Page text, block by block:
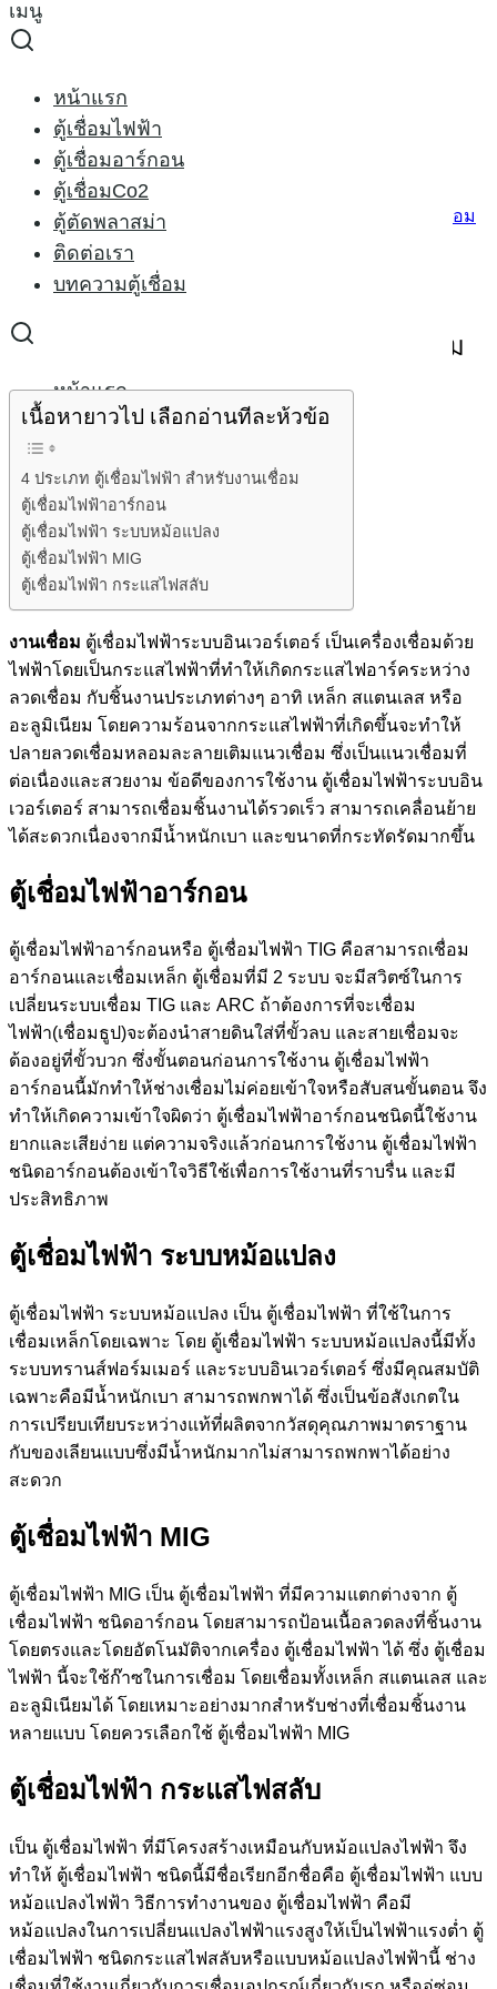
Skip
to
เมนู
หน้าแรก
ตู้เชื่อมไฟฟ้า
ตู้เชื่อมอาร์กอน
ตู้เชื่อมCo2
ตู้ตัดพลาสม่า
ติดต่อเรา
บทความตู้เชื่อม
หน้าแรก
ตู้เชื่อมไฟฟ้า
ตู้เชื่อมอาร์กอน
ตู้เชื่อมCo2
ตู้ตัดพลาสม่า
ติดต่อเรา
บทความตู้เชื่อม
Search
งานเชื่อม กับประเภทเครื่องเชื่อม
งานเชื่อม กับประเภทเครื่องเชื่อม
04/02/201525/02/2021 บทความตู้เชื่อม
Photo byShane Cottle
4 ประเภท ตู้เชื่อมไฟฟ้า สำหรับงานเชื่อม
เนื้อหายาวไป เลือกอ่านทีละห้วข้อ
4 ประเภท ตู้เชื่อมไฟฟ้า สำหรับงานเชื่อม
ตู้เชื่อมไฟฟ้าอาร์กอน
ตู้เชื่อมไฟฟ้า ระบบหม้อแปลง
ตู้เชื่อมไฟฟ้า MIG
ตู้เชื่อมไฟฟ้า กระแสไฟสลับ
งานเชื่อม ตู้เชื่อมไฟฟ้าระบบอินเวอร์เตอร์ เป็นเครื่องเชื่อมด้วย
ไฟฟ้าโดยเป็นกระแสไฟฟ้าที่ทำให้เกิดกระแสไฟอาร์คระหว่าง
ลวดเชื่อม กับชิ้นงานประเภทต่างๆ อาทิ เหล็ก สแตนเลส หรือ
อะลูมิเนียม โดยความร้อนจากกระแสไฟฟ้าที่เกิดขึ้นจะทำให้
ปลายลวดเชื่อมหลอมละลายเติมแนวเชื่อม ซึ่งเป็นแนวเชื่อมที่
ต่อเนื่องและสวยงาม ข้อดีของการใช้งาน ตู้เชื่อมไฟฟ้าระบบอิน
เวอร์เตอร์ สามารถเชื่อมชิ้นงานได้รวดเร็ว สามารถเคลื่อนย้าย
ได้สะดวกเนื่องจากมีน้ำหนักเบา และขนาดที่กระทัดรัดมากขึ้น
ตู้เชื่อมไฟฟ้าอาร์กอน
ตู้เชื่อมไฟฟ้าอาร์กอนหรือ ตู้เชื่อมไฟฟ้า TIG คือสามารถเชื่อม
อาร์กอนและเชื่อมเหล็ก ตู้เชื่อมที่มี 2 ระบบ จะมีสวิตซ์ในการ
เปลี่ยนระบบเชื่อม TIG และ ARC ถ้าต้องการที่จะเชื่อม
ไฟฟ้า(เชื่อมธูป)จะต้องนำสายดินใส่ที่ขั้วลบ และสายเชื่อมจะ
ต้องอยู่ที่ขั้วบวก ซึ่งขั้นตอนก่อนการใช้งาน ตู้เชื่อมไฟฟ้า
อาร์กอนนี้มักทำให้ช่างเชื่อมไม่ค่อยเข้าใจหรือสับสนขั้นตอน จึง
ทำให้เกิดความเข้าใจผิดว่า ตู้เชื่อมไฟฟ้าอาร์กอนชนิดนี้ใช้งาน
ยากและเสียง่าย แต่ความจริงแล้วก่อนการใช้งาน ตู้เชื่อมไฟฟ้า
ชนิดอาร์กอนต้องเข้าใจวิธีใช้เพื่อการใช้งานที่ราบรื่น และมี
ประสิทธิภาพ
ตู้เชื่อมไฟฟ้า ระบบหม้อแปลง
ตู้เชื่อมไฟฟ้า ระบบหม้อแปลง เป็น ตู้เชื่อมไฟฟ้า ที่ใช้ในการ
เชื่อมเหล็กโดยเฉพาะ โดย ตู้เชื่อมไฟฟ้า ระบบหม้อแปลงนี้มีทั้ง
ระบบทรานส์ฟอร์มเมอร์ และระบบอินเวอร์เตอร์ ซึ่งมีคุณสมบัติ
เฉพาะคือมีน้ำหนักเบา สามารถพกพาได้ ซึ่งเป็นข้อสังเกตใน
การเปรียบเทียบระหว่างแท้ที่ผลิตจากวัสดุคุณภาพมาตราฐาน
กับของเลียนแบบซึ่งมีน้ำหนักมากไม่สามารถพกพาได้อย่าง
สะดวก
ตู้เชื่อมไฟฟ้า MIG
ตู้เชื่อมไฟฟ้า MIG เป็น ตู้เชื่อมไฟฟ้า ที่มีความแตกต่างจาก ตู้
เชื่อมไฟฟ้า ชนิดอาร์กอน โดยสามารถป้อนเนื้อลวดลงที่ชิ้นงาน
โดยตรงและโดยอัตโนมัติจากเครื่อง ตู้เชื่อมไฟฟ้า ได้ ซึ่ง ตู้เชื่อม
ไฟฟ้า นี้จะใช้ก๊าซในการเชื่อม โดยเชื่อมทั้งเหล็ก สแตนเลส และ
อะลูมิเนียมได้ โดยเหมาะอย่างมากสำหรับช่างที่เชื่อมชิ้นงาน
หลายแบบ โดยควรเลือกใช้ ตู้เชื่อมไฟฟ้า MIG
ตู้เชื่อมไฟฟ้า กระแสไฟสลับ
เป็น ตู้เชื่อมไฟฟ้า ที่มีโครงสร้างเหมือนกับหม้อแปลงไฟฟ้า จึง
ทำให้ ตู้เชื่อมไฟฟ้า ชนิดนี้มีชื่อเรียกอีกชื่อคือ ตู้เชื่อมไฟฟ้า แบบ
หม้อแปลงไฟฟ้า วิธีการทำงานของ ตู้เชื่อมไฟฟ้า คือมี
หม้อแปลงในการเปลี่ยนแปลงไฟฟ้าแรงสูงให้เป็นไฟฟ้าแรงต่ำ ตู้
เชื่อมไฟฟ้า ชนิดกระแสไฟสลับหรือแบบหม้อแปลงไฟฟ้านี้ ช่าง